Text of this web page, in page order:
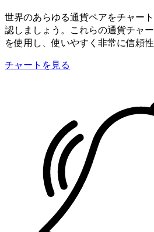
世界のあらゆる通貨ペアをチャー
認しましょう。これらの通貨チャ
を使用し、使いやすく非常に信頼
チャートを見る